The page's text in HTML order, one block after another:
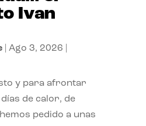
Ivan
| Ago 3, 2026
y para afrontar
de calor, de
pedido a unas